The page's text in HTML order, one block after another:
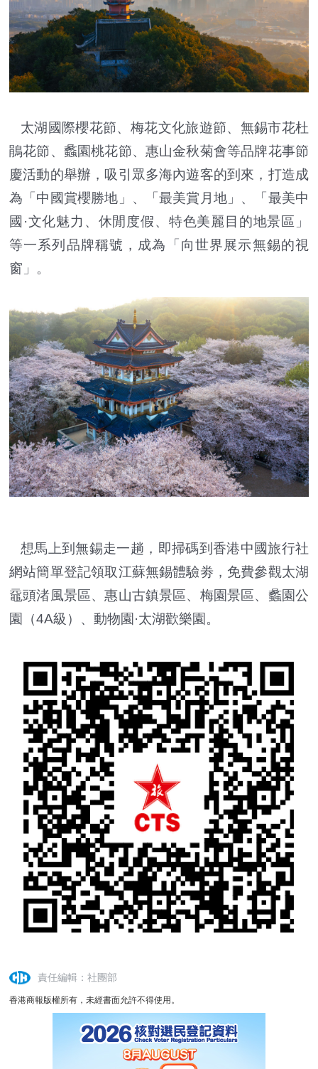
太湖國際櫻花節、梅花文化旅遊節、無錫市花杜
鵑花節、蠡園桃花節、惠山金秋菊會等品牌花事節
慶活動的舉辦，吸引眾多海內遊客的到來，打造成
為「中國賞櫻勝地」、「最美賞月地」、「最美中
國·文化魅力、休閒度假、特色美麗目的地景區」
等一系列品牌稱號，成為「向世界展示無錫的視
窗」。
想馬上到無錫走一趟，即掃碼到香港中國旅行社
網站簡單登記領取江蘇無錫體驗劵，免費參觀太湖
黿頭渚風景區、惠山古鎮景區、梅園景區、蠡園公
園（4A級）、動物園·太湖歡樂園。
責任編輯：社團部
香港商報版權所有，未經書面允許不得使用。